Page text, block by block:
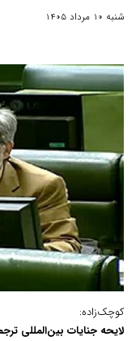
شنبه 10 مرداد 1405
کوچک‌زاده:
لایحه جنایات بین‌المللی